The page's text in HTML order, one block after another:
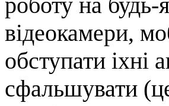
відеокамери,
обступати іхні
сфальшувати